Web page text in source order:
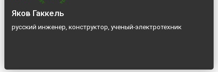
Яков Гаккель
русский инженер, конструктор, ученый-электротехник